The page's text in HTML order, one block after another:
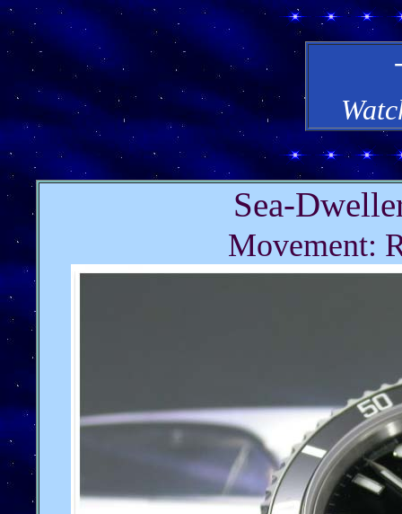
Sea-
Movement: